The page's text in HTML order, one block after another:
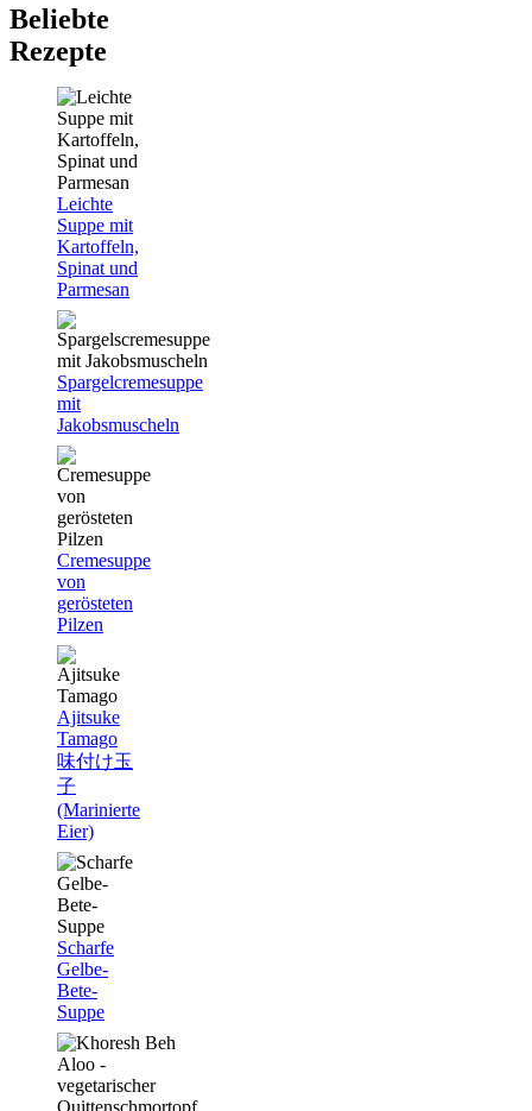
Beliebte
Rezepte
Leichte
Suppe mit
Kartoffeln,
Spinat und
Parmesan
Spargelcremesuppe
mit
Jakobsmuscheln
Cremesuppe
von
gerösteten
Pilzen
Ajitsuke
Tamago
味付け玉
子
(Marinierte
Eier)
Scharfe
Gelbe-
Bete-
Suppe